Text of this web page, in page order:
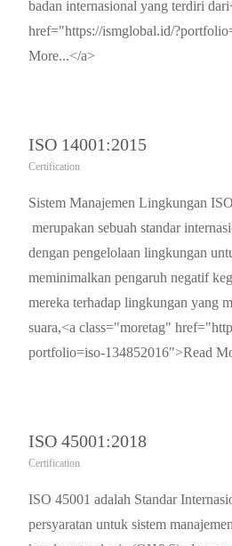
badan internasional yang terdiri
href="https://ismglobal.id/
More...</a>
ISO 14001:2015
Certification
Sistem Manajemen Lingkungan
merupakan sebuah standar
dengan pengelolaan lingkungan
meminimalkan pengaruh negatif
mereka terhadap lingkungan yang
suara,<a class="moretag"
portfolio=iso-134852016">Read
ISO 45001:2018
Certification
ISO 45001 adalah Standar
persyaratan untuk sistem